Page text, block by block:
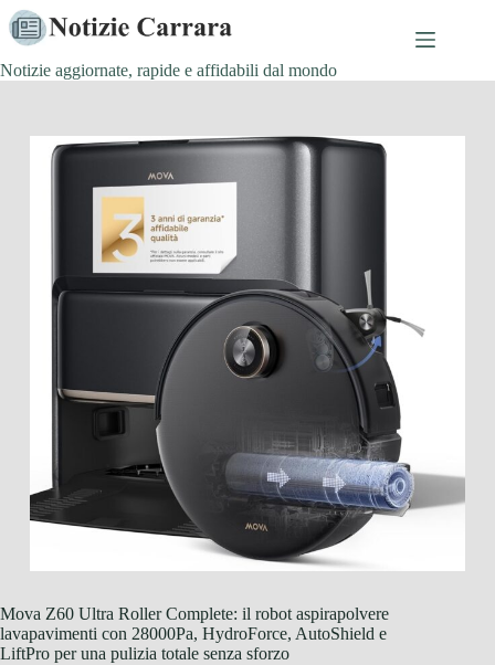
Salta
al
contenuto
Notizie aggiornate, rapide e affidabili dal mondo
Mova Z60 Ultra Roller Complete: il robot aspirapolvere
lavapavimenti con 28000Pa, HydroForce, AutoShield e
LiftPro per una pulizia totale senza sforzo